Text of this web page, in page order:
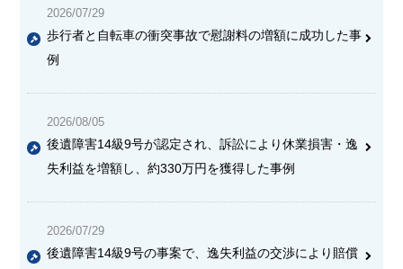
2026/07/29
歩行者と自転車の衝突事故で慰謝料の増額に成功した事
例
2026/08/05
後遺障害14級9号が認定され、訴訟により休業損害・逸
失利益を増額し、約330万円を獲得した事例
2026/07/29
後遺障害14級9号の事案で、逸失利益の交渉により賠償